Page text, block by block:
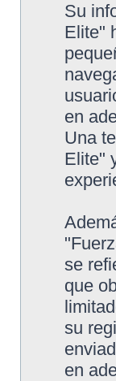
Su
Elite"
en
Una
Elite"
se
que
su
en